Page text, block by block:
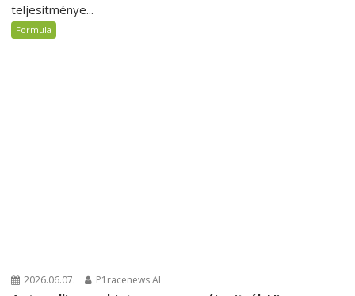
teljesítménye...
Formula
2026.06.07. P1racenews AI